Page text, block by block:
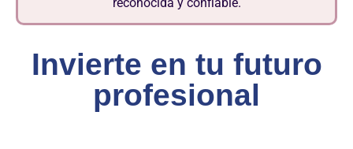
Invierte en tu futuro
profesional